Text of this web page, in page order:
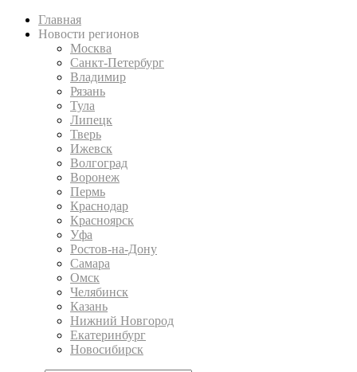
Главная
Новости регионов
Москва
Санкт-Петербург
Владимир
Рязань
Тула
Липецк
Тверь
Ижевск
Волгоград
Воронеж
Пермь
Краснодар
Красноярск
Уфа
Ростов-на-Дону
Самара
Омск
Челябинск
Казань
Нижний Новгород
Екатеринбург
Новосибирск